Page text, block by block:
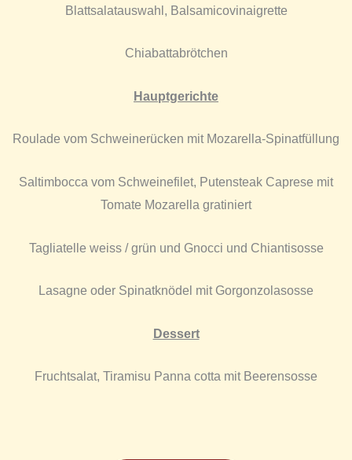
Blattsalatauswahl, Balsamicovinaigrette
Chiabattabrötchen
Hauptgerichte
Roulade vom Schweinerücken mit Mozarella-Spinatfüllung
Saltimbocca vom Schweinefilet, Putensteak Caprese mit
Tomate Mozarella gratiniert
Tagliatelle weiss / grün und Gnocci und Chiantisosse
Lasagne oder Spinatknödel mit Gorgonzolasosse
Dessert
Fruchtsalat, Tiramisu Panna cotta mit Beerensosse